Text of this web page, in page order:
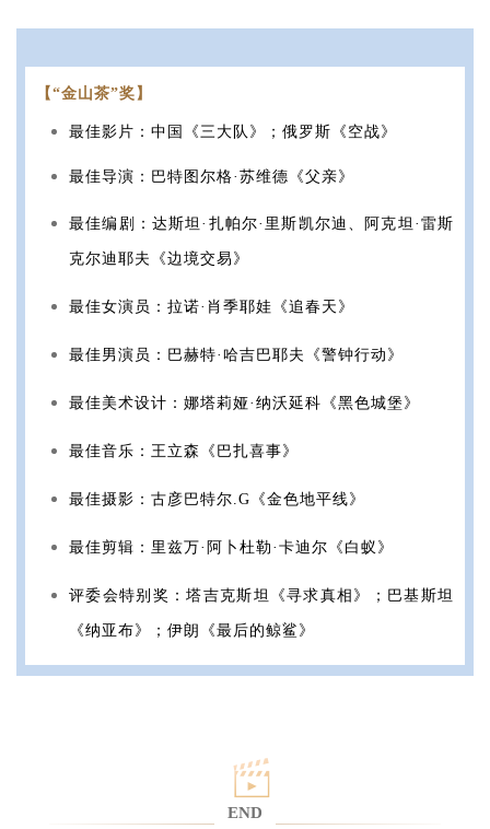
【“金山茶”奖】
最佳影片：中国《三大队》；俄罗斯《空战》
最佳导演：巴特图尔格·苏维德《父亲》
最佳编剧：达斯坦·扎帕尔·里斯凯尔迪、阿克坦·雷斯
克尔迪耶夫《边境交易》
最佳女演员：拉诺·肖季耶娃《追春天》
最佳男演员：巴赫特·哈吉巴耶夫《警钟行动》
最佳美术设计：娜塔莉娅·纳沃延科《黑色城堡》
最佳音乐：王立森《巴扎喜事》
最佳摄影：古彦巴特尔.G《金色地平线》
最佳剪辑：里兹万·阿卜杜勒·卡迪尔《白蚁》
评委会特别奖：塔吉克斯坦《寻求真相》；巴基斯坦
《纳亚布》；伊朗《最后的鲸鲨》
END